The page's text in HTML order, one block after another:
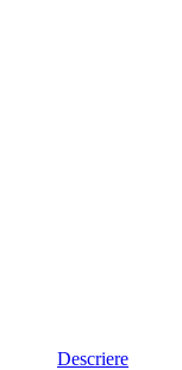
Descriere